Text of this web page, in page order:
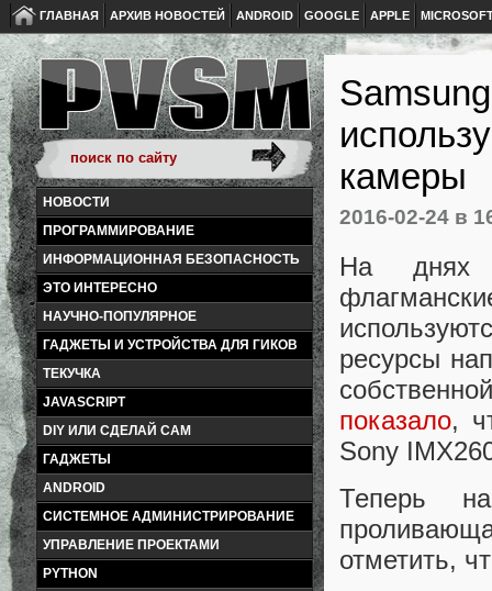
ГЛАВНАЯ АРХИВ НОВОСТЕЙ ANDROID GOOGLE APPLE
НОВОСТИ
ПРОГРАММИРОВАНИЕ
ИНФОРМАЦИОННАЯ БЕЗОПАСНОСТЬ
ЭТО ИНТЕРЕСНО
НАУЧНО-ПОПУЛЯРНОЕ
ГАДЖЕТЫ И УСТРОЙСТВА ДЛЯ ГИКОВ
ТЕКУЧКА
JAVASCRIPT
DIY ИЛИ СДЕЛАЙ САМ
ГАДЖЕТЫ
ANDROID
СИСТЕМНОЕ АДМИНИСТРИРОВАНИЕ
УПРАВЛЕНИЕ ПРОЕКТАМИ
PYTHON
камеры
2016-02-24 в
На днях
ресурсы
показало,
Sony
Теперь
отметить,